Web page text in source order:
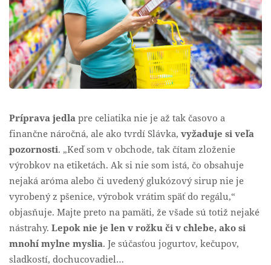
Príprava jedla pre celiatika nie je až tak časovo a
finančne náročná, ale ako tvrdí Slávka, vyžaduje si veľa
pozornosti. „Keď som v obchode, tak čítam zloženie
výrobkov na etiketách. Ak si nie som istá, čo obsahuje
nejaká aróma alebo či uvedený glukózový sirup nie je
vyrobený z pšenice, výrobok vrátim späť do regálu,“
objasňuje. Majte preto na pamäti, že všade sú totiž nejaké
nástrahy. Lepok nie je len v rožku či v chlebe, ako si
mnohí mylne myslia. Je súčasťou jogurtov, kečupov,
sladkostí, dochucovadiel…